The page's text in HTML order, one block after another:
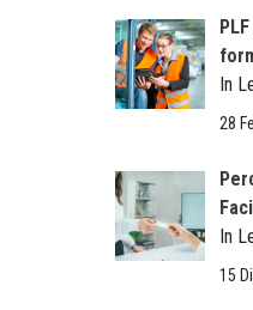
In
28
In
15